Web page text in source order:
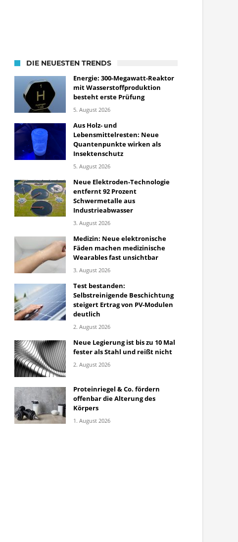
DIE NEUESTEN TRENDS
Energie: 300-Megawatt-Reaktor
mit Wasserstoffproduktion
besteht erste Prüfung
5. August 2026
Aus Holz- und
Lebensmittelresten: Neue
Quantenpunkte wirken als
Insektenschutz
5. August 2026
Neue Elektroden-Technologie
entfernt 92 Prozent
Schwermetalle aus
Industrieabwasser
3. August 2026
Medizin: Neue elektronische
Fäden machen medizinische
Wearables fast unsichtbar
3. August 2026
Test bestanden:
Selbstreinigende Beschichtung
steigert Ertrag von PV-Modulen
deutlich
2. August 2026
Neue Legierung ist bis zu 10 Mal
fester als Stahl und reißt nicht
2. August 2026
Proteinriegel & Co. fördern
offenbar die Alterung des
Körpers
1. August 2026